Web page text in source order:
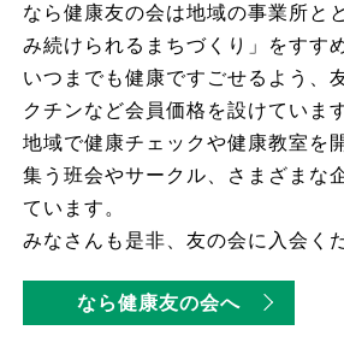
なら健康友の会は地域の事業所と
み続けられるまちづくり」をすす
いつまでも健康ですごせるよう、
クチンなど会員価格を設けていま
地域で健康チェックや健康教室を
集う班会やサークル、さまざまな
ています。
みなさんも是非、友の会に入会く
なら健康友の会へ